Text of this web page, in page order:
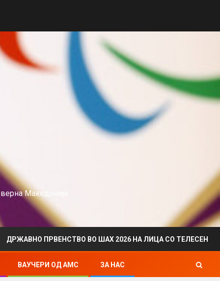
Македонија
ВО ШАХ 2026 НА ЛИЦА СО ТЕЛЕСЕН ИНВАЛИДИТЕТ
ВАУЧЕРИ ОД АМС ЗА НАС